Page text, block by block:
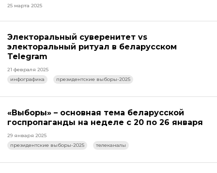
25 марта 2025
Электоральный суверенитет vs
электоральный ритуал в беларусском
Telegram
21 февраля 2025
инфографика
президентские выборы-2025
«Выборы» – основная тема беларусской
госпропаганды на неделе с 20 по 26 января
29 января 2025
президентские выборы-2025
телеканалы